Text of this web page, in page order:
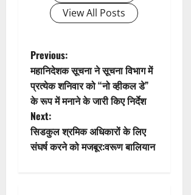
t
i
o
n
View All Posts
P
o
s
t
Previous:
महानिदेशक सूचना ने सूचना विभाग में
प्रत्येक शनिवार को “नो व्हीकल डे”
के रूप में मनाने के जारी किए निर्देश
Next:
सिडकुल श्रमिक अधिकारों के लिए
संघर्ष करने को मजबूर:वरूण बालियान